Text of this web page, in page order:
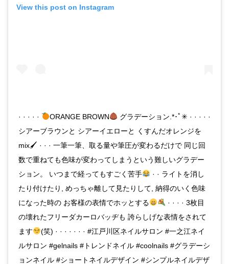
View this post on Instagram
· · · · · ORANGE BROWN
グラデーション.*･ﾟ✳ · · · · ·
シアーブラウンと シアーイエローと くすんだオレンジを
mix🖌 · · · 一筆一筆、取る量や筆圧が変わるだけで 同じ回
数で重ねても色味が変わってしまうという難しいグラデー
ション。 いつまで経ってもすごく苦手
· · ライトを消し
たり付けたり, めっちゃ離して見たりして, 納得のいく色味
になった時の お客様の表情でホッとする
· · · · 3枚目
の壊れたフリーダカーロバッヂも 誇らしげな表情をされて
ます
(笑) · · · · · · · #江戸川区ネイルサロン #一之江ネイ
ルサロン #gelnails #トレンドネイル #coolnails #グラデーシ
ョンネイル #ショートネイルデザイン #シンプルネイルデザ